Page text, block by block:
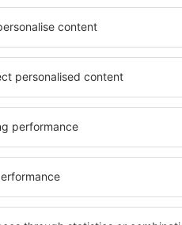
buget şi pentru
dotate cu
pensiuni
break. Cazarea
aeroport și în
vă va ajuta să
că după
să căutaţi un
cazarea
călătorie
Puteți
ȋn
auto,
Dacă
copii,